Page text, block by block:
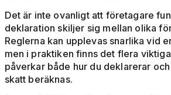
Det är inte ovanligt att företagare
deklaration skiljer sig mellan olika
Reglerna kan upplevas snarlika vid
men i praktiken finns det flera
påverkar både hur du deklarerar
skatt beräknas.